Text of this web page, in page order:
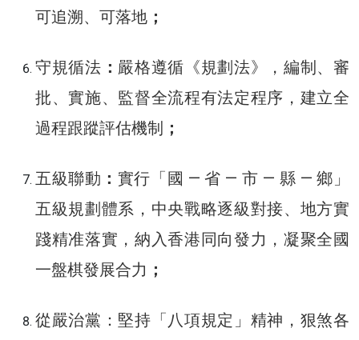
可追溯、可落地 ；
守規循法 ： 嚴格遵循《規劃法》，編制、審
批、實施、監督全流程有法定程序，建立全
過程跟蹤評估機制 ；
五級聯動 ： 實行「國 — 省 — 市 — 縣 — 鄉」
五級規劃體系，中央戰略逐級對接、地方實
踐精准落實，納入香港同向發力，凝聚全國
一盤棋發展合力 ；
從嚴治黨：堅持「八項規定」精神，狠煞各